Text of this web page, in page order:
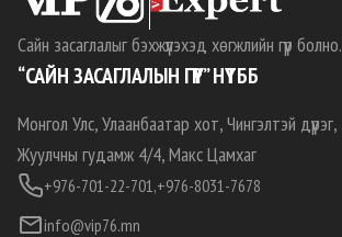
Сайн засаглалыг бэхжүүлэхэд хөгжлийн гүүр болно.
“САЙН ЗАСАГЛАЛЫН ГҮҮР” НҮТББ
Монгол Улс, Улаанбаатар хот, Чингэлтэй дүүрэг,
Жуулчны гудамж 4/4, Макс Цамхаг
+976-701-22-701,+976-8031-7678
info@vip76.mn